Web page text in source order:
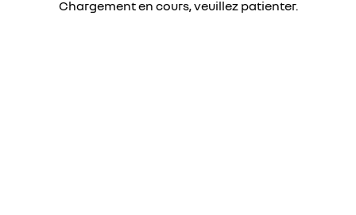
Chargement en cours, veuillez patienter.